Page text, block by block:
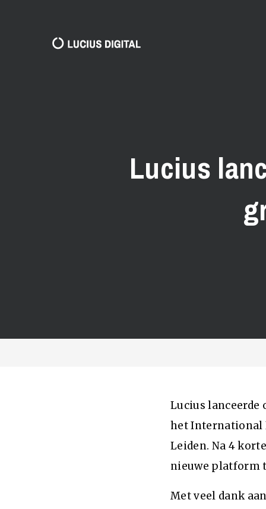
Lucius
Lucius
het International
Leiden. Na 4
nieuwe platform
Met veel dank